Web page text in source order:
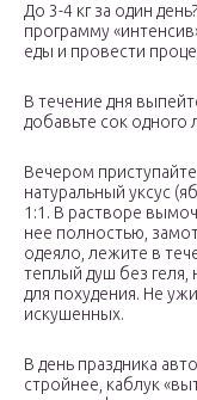
До 3-4 кг за один
программу
еды и провести
В течение дня
добавьте сок одного
Вечером
натуральный уксус
1:1. В растворе
нее полностью,
одеяло, лежите в
теплый душ без
для похудения. Не
искушенных.
В день праздника
стройнее, каблук